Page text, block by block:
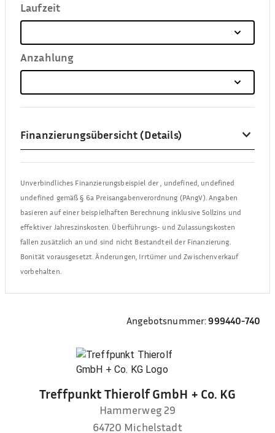
Laufzeit
Anzahlung
Finanzierungsübersicht (Details)
Unverbindliches Finanzierungsbeispiel der, undefined, undefined
undefined gemäß § 6a Preisangabenverordnung (PAngV). Angaben
basieren auf einer beispielhaften Berechnung inklusive Sollzins und
effektiver Jahreszinskosten. Überführungs- und Zulassungskosten
fallen zusätzlich an und sind nicht Bestandteil der Finanzierung.
Bonität vorausgesetzt. Änderungen, Irrtümer und Zwischenverkauf
vorbehalten.
Angebotsnummer:999440-740
Treffpunkt Thierolf GmbH + Co. KG
Hammerweg 29
64720 Michelstadt